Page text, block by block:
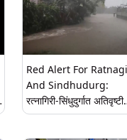
Red Alert For
And Sindhudurg:
रत्नागिरी-सिंधुदुर्गात
इशारा, मुंबईसह ठाणे